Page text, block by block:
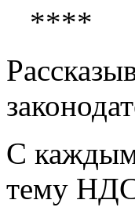
****
С
тему